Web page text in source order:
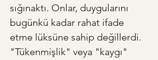
sığınaktı. Onlar, duygularını
bugünkü kadar rahat ifade
etme lüksüne sahip değillerdi.
"Tükenmişlik" veya "kaygı"